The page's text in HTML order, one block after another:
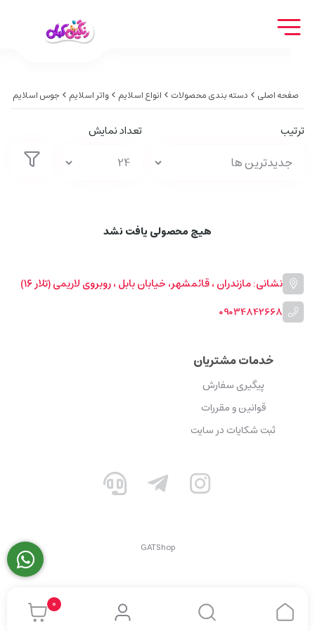
0
صفحه اصلی دسته بندی محصولات انواع اسلایم واتر اسلایم جوس اسلایم
ترتیب تعداد نمایش
هیچ محصولی یافت نشد
نشانی: مازندران ، قائمشهر، خیابان بابل ، روبروی لاریمی (تلار ۱۶)
09034842668
خدمات مشتریان
پیگیری سفارش
قوانین و مقررات
ثبت شکایات در سایت
GATShop